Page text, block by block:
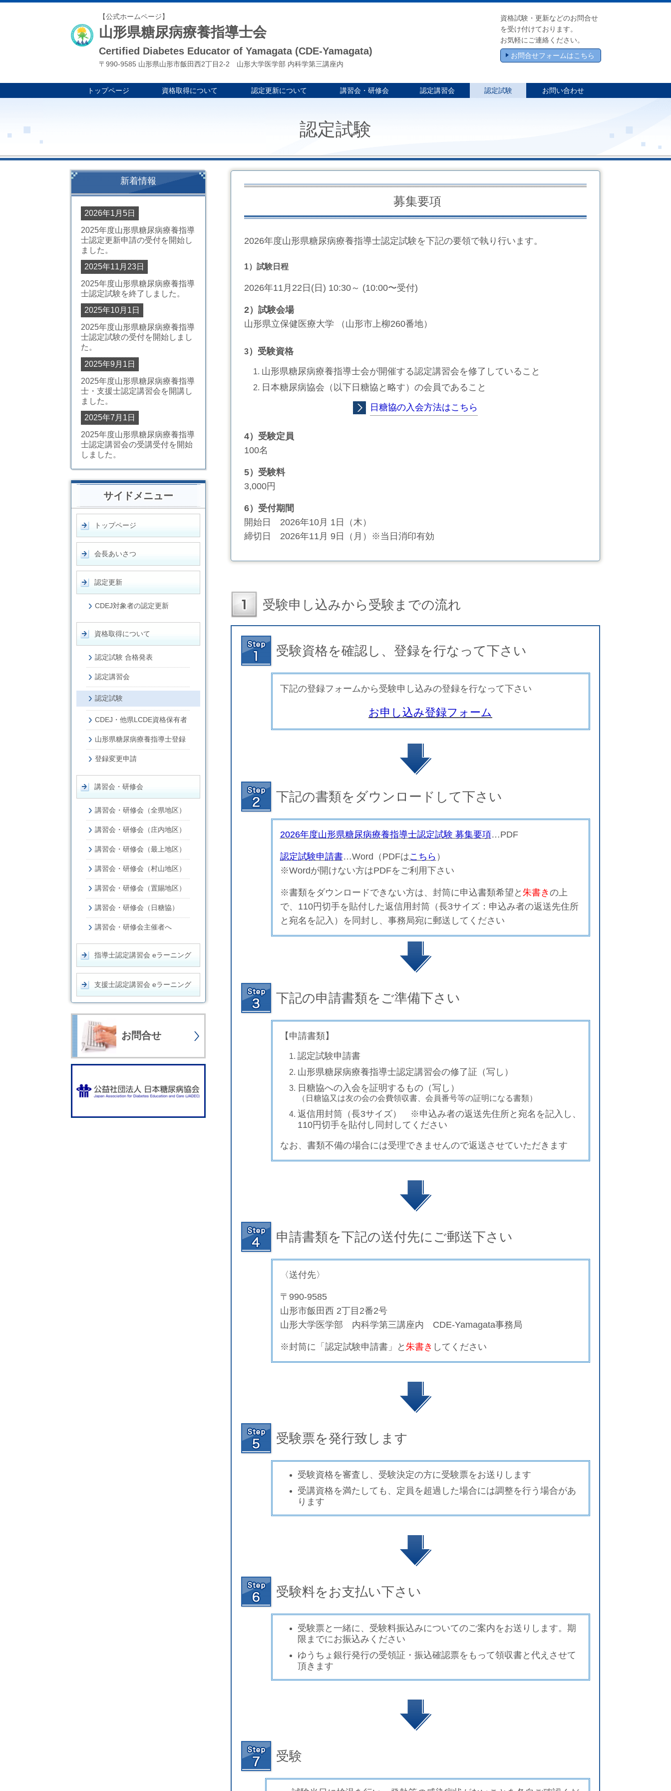
【公式ホームページ】
山形県糖尿病療養指導士会
Certified Diabetes Educator of Yamagata (CDE-Yamagata)
〒990-9585 山形県山形市飯田西2丁目2-2 山形大学医学部 内科学第三講座内
資格試験・更新などのお問合せ
を受け付けております。
お気軽にご連絡ください。
お問合せフォームはこちら
トップページ 資格取得について 認定更新について 講習会・研修会 認定講習会 認定試験 お問い合わせ
認定試験
募集要項
2026年度山形県糖尿病療養指導士認定試験を下記の要領で執り行います。
1）試験日程
2026年11月22日(日) 10:30～ (10:00〜受付)
2）試験会場
山形県立保健医療大学 （山形市上柳260番地）
3）受験資格
山形県糖尿病療養指導士会が開催する認定講習会を修了していること
日本糖尿病協会（以下日糖協と略す）の会員であること
日糖協の入会方法はこちら
4）受験定員
100名
5）受験料
3,000円
6）受付期間
開始日 2026年10月 1 日（木）
締切日 2026年11月 9日（月）※当日消印有効
受験申し込みから受験までの流れ
受験資格を確認し、登録を行なって下さい
下記の登録フォームから受験申し込みの登録を行なって下さい
お申し込み登録フォーム
下記の書類をダウンロードして下さい
2026年度山形県糖尿病療養指導士認定試験 募集要項…PDF
認定試験申請書…Word（ PDFはこちら ）
※Wordが開けない方はPDFをご利用下さい
※書類をダウンロードできない方は、封筒に申込書類希望と 朱書き の上
で、110円切手を貼付した返信用封筒（長3サイズ： 申込み者の返送先住所
と宛名を記入）を同封し、 事務局宛に郵送し てください
下記の申請書類をご準備下さい
【申請書類】
認定試験申請書
山形県糖尿病療養指導士認定講習会の修了証（写し）
日糖協への入会を証明するもの（写し）
（日糖協又は友の会の会費領収書、会員番号等の証明になる書類）
返信用封筒（長3サイズ）
※申込み者の返送先住所と宛名を記入し、
110円切手を貼付し同封してください
なお、書類不備の場合には受理できませんので返送させていただきます
申請書類を下記の送付先に ご郵送下さい
〈送付先〉
〒 990-9585
山形市飯田西 2丁目2番2号
山形大学医学部 内科学第三講座内 CDE-Yamagata事務局
※封筒に「認定試験申請書」と 朱書き してください
受験票を発行致します
受験資格を審査し、受験決定の方に受験票をお送りします
受講資格を満たしても、定員を超過した場合には調整を行う場合があ
ります
受験料をお支払い下さい
受験票と一緒に、受験料振込みについてのご案内をお送りします。 期
限までにお振込みください
ゆうちょ銀行発行の受領証・振込確認票をもって領収書と代えさせて
頂き ます
受験
新着情報
2026年1月5日
2025年度山形県糖尿病療養指導
士認定更新申請の受付を開始し
ました。
2025年11月23日
2025年度山形県糖尿病療養指導
士認定試験を終了しました。
2025年10月1日
2025年度山形県糖尿病療養指導
士認定試験の受付を開始しまし
た。
2025年9月1日
2025年度山形県糖尿病療養指導
士・支援士認定講習会を開講し
ました。
2025年7月1日
2025年度山形県糖尿病療養指導
士認定講習会の受講受付を開始
しました。
サイドメニュー
トップページ
会長あいさつ
認定更新
CDEJ対象者の認定更新
資格取得について
認定試験 合格発表
認定講習会
認定試験
CDEJ・他県LCDE資格保有者
山形県糖尿病療養指導士登録
登録変更申請
講習会・研修会
講習会・研修会（全県地区）
講習会・研修会（庄内地区）
講習会・研修会（最上地区）
講習会・研修会（村山地区）
講習会・研修会（置賜地区）
講習会・研修会（日糖協）
講習会・研修会主催者へ
指導士認定講習会 eラーニング
支援士認定講習会 eラーニング
お問合せ